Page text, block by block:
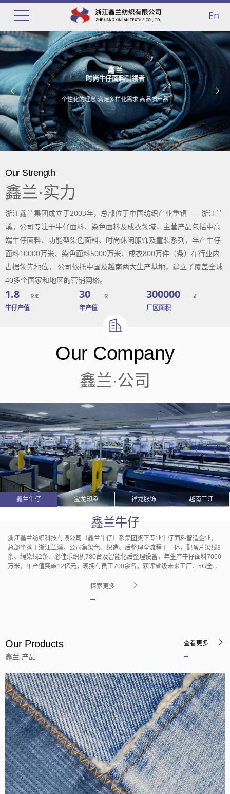
En
鑫 兰
时尚牛仔面料引领者
个性化的理念 满足多样化需求 高品质产品
Our Strength
鑫兰·实力
浙江鑫兰集团成立于2003年，总部位于中国纺织产业重镇——浙江兰
溪。公司专注于牛仔面料、染色面料及成衣领域，主营产品包括中高
端牛仔面料、功能型染色面料、时尚休闲服饰及童装系列，年产牛仔
面料10000万米、染色面料5000万米、成衣800万件（条）在行业内
占据领先地位。 公司依托中国及越南两大生产基地，建立了覆盖全球
40多个国家和地区的营销网络。
1.8 亿米
牛仔产值
30 亿
年产值
300000 ㎡
厂区面积
Our Company
鑫兰·公司
鑫兰牛仔
浙江鑫兰纺织科技有限公司（鑫兰牛仔）系集团旗下专业牛仔面料智造企业，
总部坐落于浙江兰溪。公司集染色、织造、后整理全流程于一体，配备片染线8
条、绳染线2条、必佳乐织机780台及智能化后整理设备，年生产牛仔面料7000
万米，年产值突破12亿元，现拥有员工700余名。获评省级未来工厂、5G全连
获中国纺织工业联合会科技进步一等奖，并获"中国驰名商标""国家高新技术企
探索更多
鑫兰牛仔 宝龙印染 祥龙服饰 越南三江
Our Products
鑫兰·产品
查看更多